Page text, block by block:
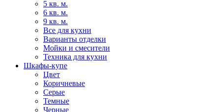
5 кв. м.
6 кв. м.
9 кв. м.
Все для кухни
Варианты отделки
Мойки и смесители
Техника для кухни
Шкафы-купе
Цвет
Коричневые
Серые
Темные
Черные